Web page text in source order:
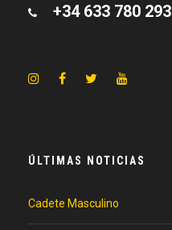
+34 633 780 293
ÚLTIMAS NOTICIAS
Cadete Masculino